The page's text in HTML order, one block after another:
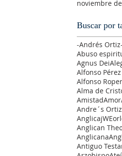
noviembre
Buscar por
-Andrés
Abuso
Agnus Dei
Alfonso
Alfonso
Alma de
AmistadAmor
Andre´s
Anglican
Anglicana
Antiguo